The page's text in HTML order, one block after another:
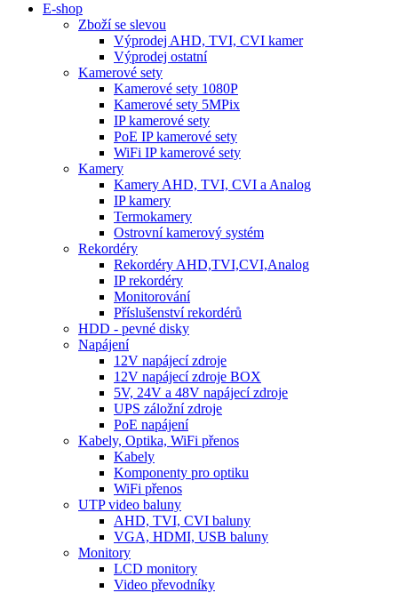
E-shop
Zboží se slevou
Výprodej AHD, TVI, CVI kamer
Výprodej ostatní
Kamerové sety
Kamerové sety 1080P
Kamerové sety 5MPix
IP kamerové sety
PoE IP kamerové sety
WiFi IP kamerové sety
Kamery
Kamery AHD, TVI, CVI a Analog
IP kamery
Termokamery
Ostrovní kamerový systém
Rekordéry
Rekordéry AHD,TVI,CVI,Analog
IP rekordéry
Monitorování
Příslušenství rekordérů
HDD - pevné disky
Napájení
12V napájecí zdroje
12V napájecí zdroje BOX
5V, 24V a 48V napájecí zdroje
UPS záložní zdroje
PoE napájení
Kabely, Optika, WiFi přenos
Kabely
Komponenty pro optiku
WiFi přenos
UTP video baluny
AHD, TVI, CVI baluny
VGA, HDMI, USB baluny
Monitory
LCD monitory
Video převodníky